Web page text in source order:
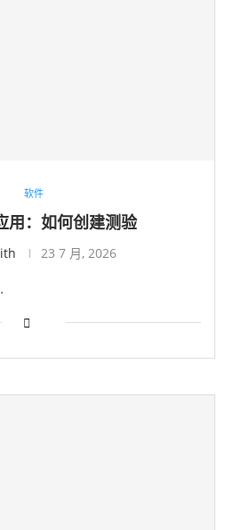
软件
：如何创建测验
23 7 月, 2026